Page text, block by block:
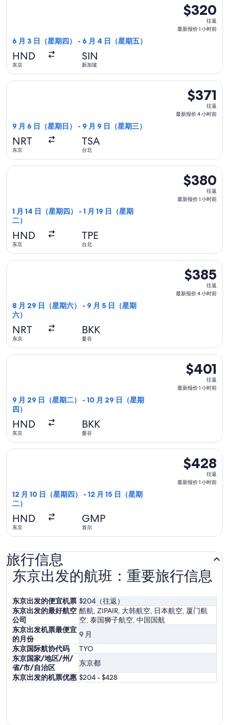
时
前
$320
往
返,
价
小
前
$320
往返
最新报价 1 小时前
6 月 3 日（星期四） - 6 月 4 日（星期五）
HND
东京
SIN
新加坡
$371
往
返,
价
小
前
$371
往返
最新报价 4 小时前
9 月 6 日（星期日） - 9 月 9 日（星期三）
NRT
东京
TSA
台北
选择厦门航空航班，9 月 6 日（星期日）从东京前往台北，9
$380
往
返,
1
小
时
前
$380
往返
最新报价 1 小时前
1 月 14 日（星期四） - 1 月 19 日（星期
二）
HND
东京
TPE
台北
选择日本航空航班，1 月 14 日（星期四）从东京前往台北，1
$385
往
返,
4
小
时
前
$385
往返
最新报价 4 小时前
8 月 29 日（星期六） - 9 月 5 日（星期
六）
NRT
东京
BKK
曼谷
选择ZIPAIR航班，8 月 29 日（星期六）从东京前往曼谷，9
$401
往
返,
1
小
时
前
$401
往返
最新报价 1 小时前
9 月 29 日（星期二） - 10 月 29 日（星期
四）
HND
东京
BKK
曼谷
选择酷航航班，9 月 29 日（星期二）从东京前往曼谷，10
$428
往
返,
1
小
前
$428
往返
最新报价 1 小时前
12 月 10 日（星期四） - 12 月 15 日（星期
二）
HND
东京
GMP
首尔
选择中国国航航班，12 月 10 日（星期四）从东京前往首尔，
旅行信息
东京出发的航班：重要旅行信息
东京出发的便宜机票 $204（往返）
东京出发的最好航空
公司
酷航, ZIPAIR, 大韩航空, 日本航空, 厦门航
空, 泰国狮子航空, 中国国航
东京出发机票最便宜
的月份
9 月
东京国际航协代码
TYO
东京国家/地区/州/
省/市/自治区
东京都
东京出发的机票优惠 $204 - $428